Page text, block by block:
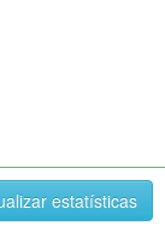
estatísticas